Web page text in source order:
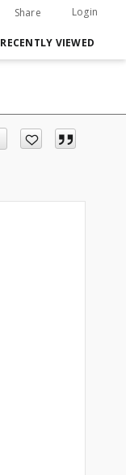
Share Login
RECENTLY VIEWED